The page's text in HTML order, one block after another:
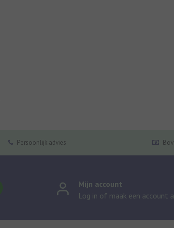
Persoonlijk advies
Mijn account
Log in of maak een account